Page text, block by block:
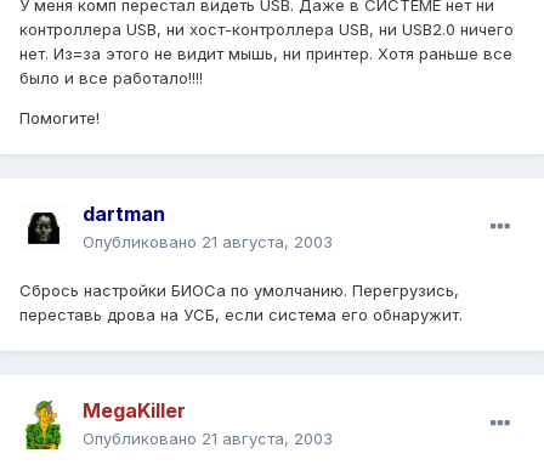
У меня комп перестал видеть USB. Даже в СИСТЕМЕ нет ни
контроллера USB, ни хост-контроллера USB, ни USB2.0 ничего
нет. Из=за этого не видит мышь, ни принтер. Хотя раньше все
было и все работало!!!!
Помогите!
dartman
Опубликовано 21 августа, 2003
Сбрось настройки БИОСа по умолчанию. Перегрузись,
переставь дрова на УСБ, если система его обнаружит.
MegaKiller
Опубликовано 21 августа, 2003